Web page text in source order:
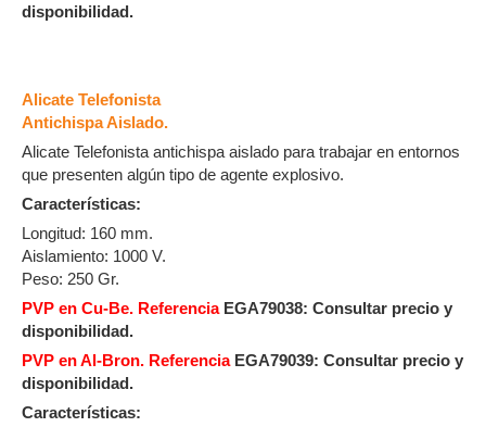
disponibilidad.
Alicate Telefonista
Antichispa Aislado.
Alicate Telefonista antichispa aislado para trabajar en entornos
que presenten algún tipo de agente explosivo.
Características:
Longitud: 160 mm.
Aislamiento: 1000 V.
Peso: 250 Gr.
PVP en Cu-Be. ReferenciaEGA79038: Consultar precio y
disponibilidad.
PVP en Al-Bron. ReferenciaEGA79039: Consultar precio y
disponibilidad.
Características: